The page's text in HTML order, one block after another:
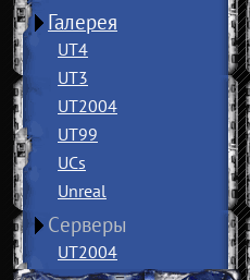
Галерея
UT4
UT3
UT2004
UT99
UCs
Unreal
Серверы
UT2004